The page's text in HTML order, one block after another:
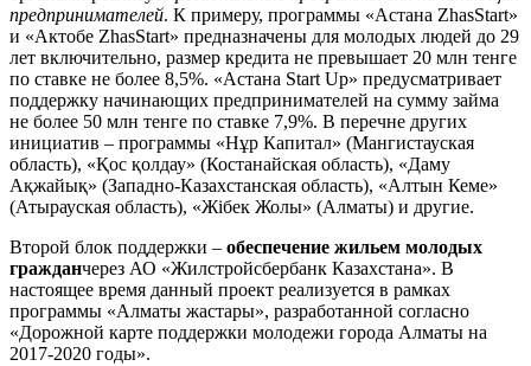
предпринимателей. К примеру, программы «Астана ZhasStart»
и «Актобе ZhasStart» предназначены для молодых людей до 29
лет включительно, размер кредита не превышает 20 млн тенге
по ставке не более 8,5%. «Астана Start Up» предусматривает
поддержку начинающих предпринимателей на сумму займа
не более 50 млн тенге по ставке 7,9%. В перечне других
инициатив – программы «Нұр Капитал» (Мангистауская
область), «Қос қолдау» (Костанайская область), «Даму
Ақжайық» (Западно-Казахстанская область), «Алтын Кеме»
(Атырауская область), «Жібек Жолы» (Алматы) и другие.
Второй блок поддержки – обеспечение жильем молодых
гражданчерез АО «Жилстройсбербанк Казахстана». В
настоящее время данный проект реализуется в рамках
программы «Алматы жастары», разработанной согласно
«Дорожной карте поддержки молодежи города Алматы на
2017-2020 годы».